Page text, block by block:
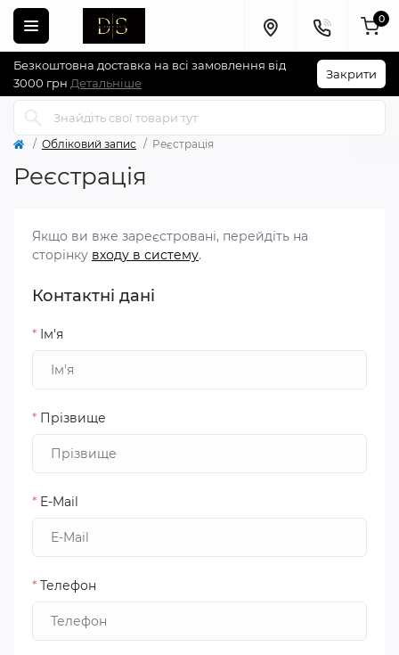
Безкоштовна доставка на всі замовлення від
3000 грн Детальніше
Закрити
0
Обліковий запис Реєстрація
Реєстрація
Якщо ви вже зареєстровані, перейдіть на
сторінку входу в систему.
Контактні дані
* Ім'я
* Прізвище
* E-Mail
* Телефон